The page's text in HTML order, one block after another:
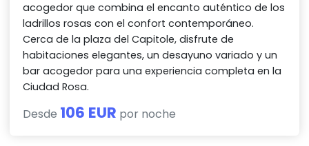
acogedor que combina el encanto auténtico de los
ladrillos rosas con el confort contemporáneo.
Cerca de la plaza del Capitole, disfrute de
habitaciones elegantes, un desayuno variado y un
bar acogedor para una experiencia completa en la
Ciudad Rosa.
Desde 106 EUR por noche